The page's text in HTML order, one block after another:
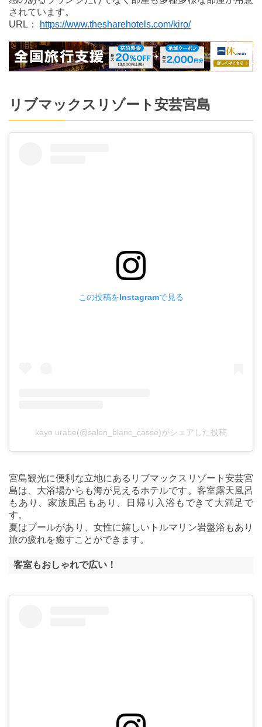
されています。
URL：
https://www.thesharehotels.com/kiro/
リブマックスリゾート安芸宮島
この投稿をInstagramで見る
kayo urabe(@salon_blanc_casse)がシェアした投稿
宮島観光に便利な立地にあるリブマックスリゾート安芸宮
島は、大浴場からも海が見えるホテルです。客室露天風呂
もあり、家族風呂もあり、日帰り入浴もできて大満足で
す。
夏はプールがあり、女性に嬉しいトルマリン岩盤浴もあり
旅の疲れを癒すことができます。
客室もおしゃれで広い！